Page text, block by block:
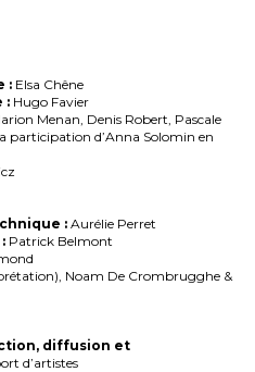
:Elsa Chêne
:Hugo Favier
Menan, Denis Robert, Pascale
participation d’Anna Solomin en
:Aurélie Perret
Patrick Belmont
Noam De Crombrugghe &
diffusion et
d’artistes